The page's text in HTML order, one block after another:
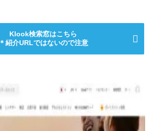
Klook検索窓はこちら
＊紹介URLではないので注意